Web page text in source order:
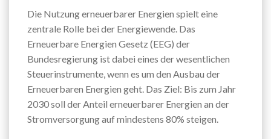
Die Nutzung erneuerbarer Energien spielt eine
zentrale Rolle bei der Energiewende. Das
Erneuerbare Energien Gesetz (EEG) der
Bundesregierung ist dabei eines der wesentlichen
Steuerinstrumente, wenn es um den Ausbau der
Erneuerbaren Energien geht. Das Ziel: Bis zum Jahr
2030 soll der Anteil erneuerbarer Energien an der
Stromversorgung auf mindestens 80% steigen.